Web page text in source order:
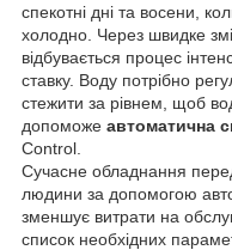
спекотні дні та восени,
холодно. Через швидке
відбувається процес
ставку. Воду потрібно
стежити за рівнем, щоб
допоможе автоматична
Control.
Сучасне обладнання
людини за допомогою
зменшує витрати на
список необхідних